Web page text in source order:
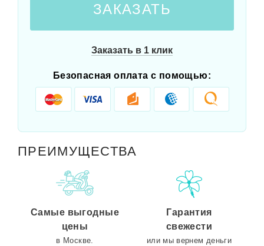
ЗАКАЗАТЬ
Заказать в 1 клик
Безопасная оплата с помощью:
ПРЕИМУЩЕСТВА
Самые выгодные
цены
в Москве.
Гарантия
свежести
или мы вернем деньги